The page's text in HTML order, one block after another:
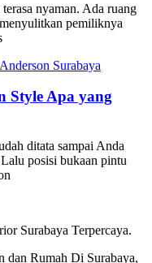
nyaman. Ada ruang
pemiliknya
Style Apa yang
ditata sampai Anda
posisi bukaan pintu
Surabaya Terpercaya.
dan Rumah Di Surabaya,